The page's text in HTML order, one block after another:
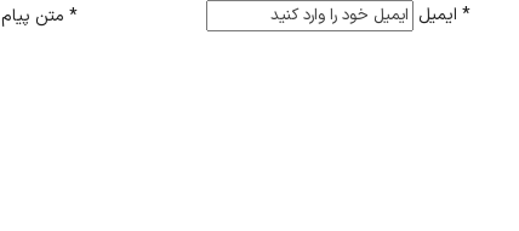
* ایمیل *متن پیام